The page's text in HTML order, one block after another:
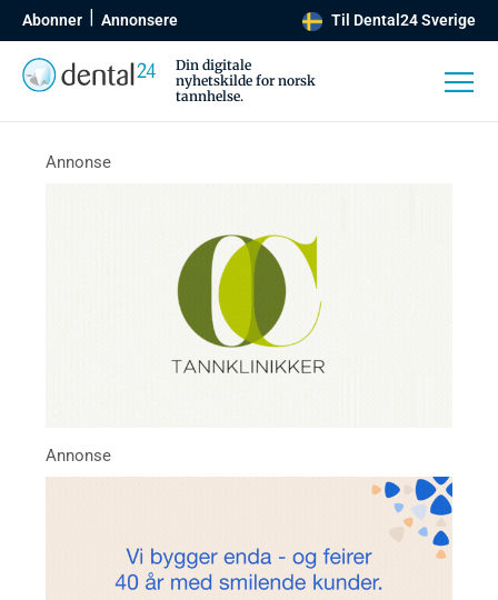
Abonner Annonsere Til Dental24 Sverige
Din digitale
nyhetskilde for norsk
tannhelse.